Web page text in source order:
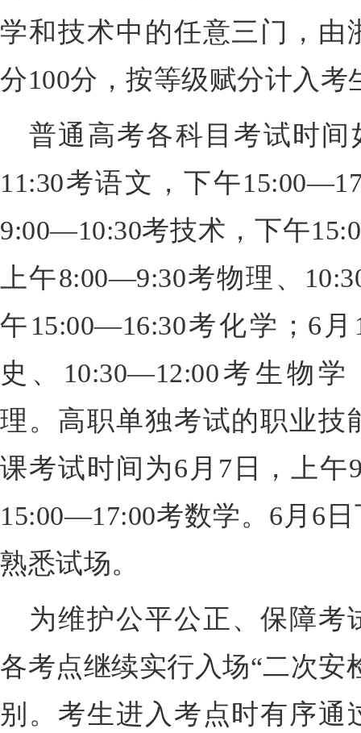
学和技术中的任意三门，由
分100分，按等级赋分计入考
普通高考各科目考试时
11:30考语文，下午
9:00—10:30考技术，下午
上午8:00—9:30考物理、
午15:00—16:30考化学；6
史、10:30—12:00考生物
理。高职单独考试的职业技
课考试时间为6月7日，上
15:00—17:00考数学。6月6
熟悉试场。
为维护公平公正、保障考
各考点继续实行入场“二次安
别。考生进入考点时有序通